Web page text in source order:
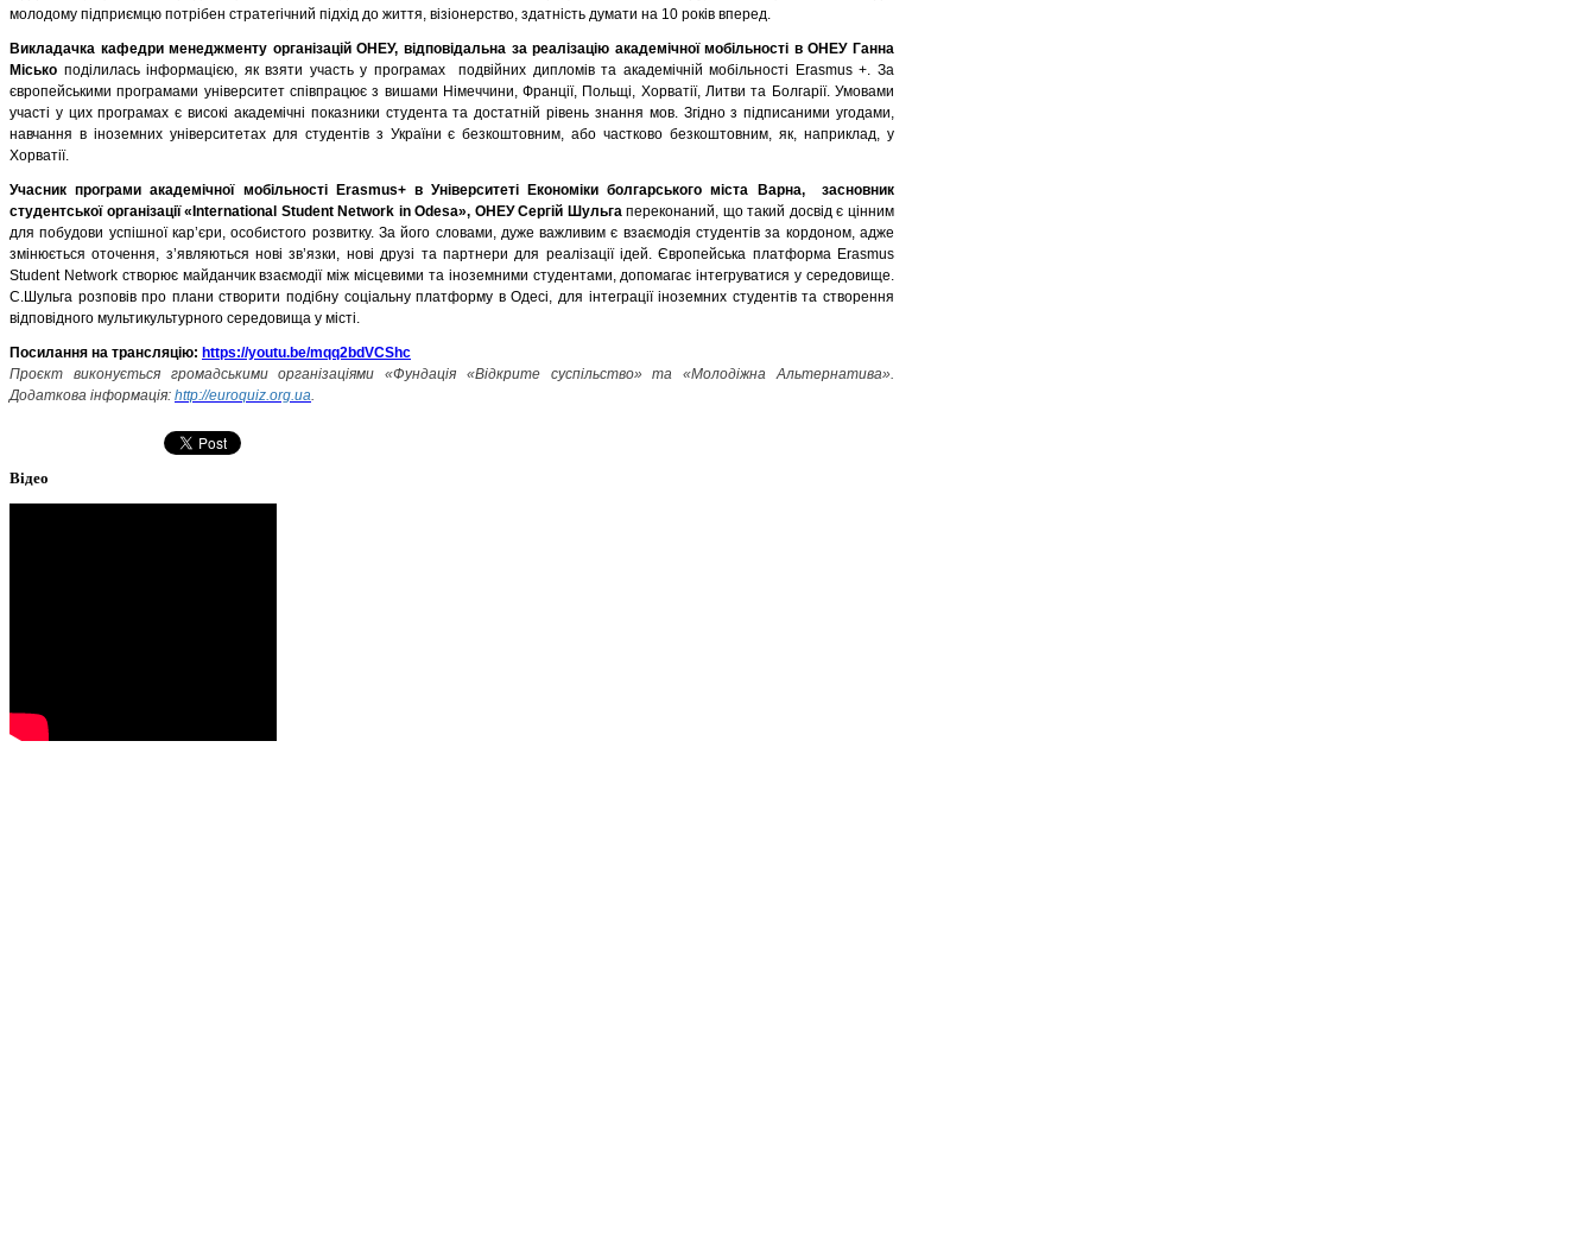
молодому підприємцю потрібен стратегічний підхід до життя, візіонерство, здатність думати на 10 років вперед.
Викладачка кафедри менеджменту організацій ОНЕУ, відповідальна за реалізацію академічної мобільності в ОНЕУ Ганна
Місько поділилась інформацією, як взяти участь у програмах подвійних дипломів та академічній мобільності Erasmus +. За
європейськими програмами університет співпрацює з вишами Німеччини, Франції, Польщі, Хорватії, Литви та Болгарії. Умовами
участі у цих програмах є високі академічні показники студента та достатній рівень знання мов. Згідно з підписаними угодами,
навчання в іноземних університетах для студентів з України є безкоштовним, або частково безкоштовним, як, наприклад, у
Хорватії.
Учасник програми академічної мобільності Erasmus+ в Університеті Економіки болгарського міста Варна, засновник
студентської організації «International Student Network in Odesa», ОНЕУ Сергій Шульгапереконаний, що такий досвід є цінним
для побудови успішної кар’єри, особистого розвитку. За його словами, дуже важливим є взаємодія студентів за кордоном, адже
змінюється оточення, з’являються нові зв’язки, нові друзі та партнери для реалізації ідей. Європейська платформа Erasmus
Student Network створює майданчик взаємодії між місцевими та іноземними студентами, допомагає інтегруватися у середовище.
С.Шульга розповів про плани створити подібну соціальну платформу в Одесі, для інтеграції іноземних студентів та створення
відповідного мультикультурного середовища у місті.
Посилання на трансляцію: https://youtu.be/mqq2bdVCShc
Проєкт виконується громадськими організаціями «Фундація «Відкрите суспільство» та «Молодіжна Альтернатива».
Додаткова інформація: http://euroquiz.org.ua.
Відео